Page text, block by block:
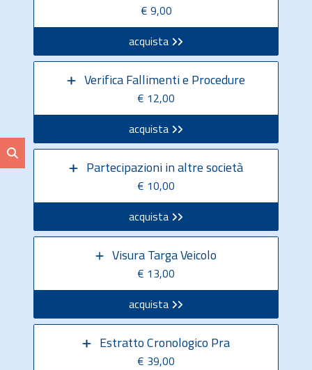
€ 9,00
acquista
Verifica Fallimenti e Procedure
€ 12,00
acquista
Partecipazioni in altre società
€ 10,00
acquista
Visura Targa Veicolo
€ 13,00
acquista
Estratto Cronologico Pra
€ 39,00